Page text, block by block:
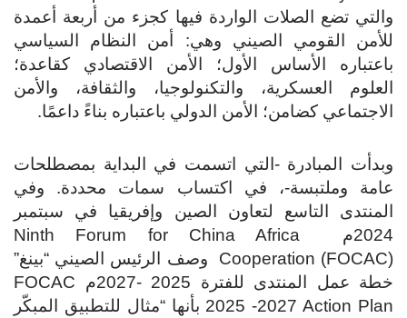
والتي تضع الصلات الواردة فيها كجزء من أربعة أعمدة
للأمن القومي الصيني وهي: أمن النظام السياسي
باعتباره الأساس الأول؛ الأمن الاقتصادي كقاعدة؛
العلوم العسكرية، والتكنولوجيا، والثقافة، والأمن
الاجتماعي كضامن؛ الأمن الدولي باعتباره بناءً داعمًا.
وبدأت المبادرة -التي اتسمت في البداية بمصطلحات
عامة وملتبسة-، في اكتساب سمات محددة. وفي
المنتدى التاسع لتعاون الصين وإفريقيا في سبتمبر
2024م Ninth Forum for China Africa
Cooperation (FOCAC) وصف الرئيس الصيني “بينغ”
خطة عمل المنتدى للفترة 2025 -2027م FOCAC
2025 -2027 Action Plan بأنها “مثال للتطبيق المبكّر